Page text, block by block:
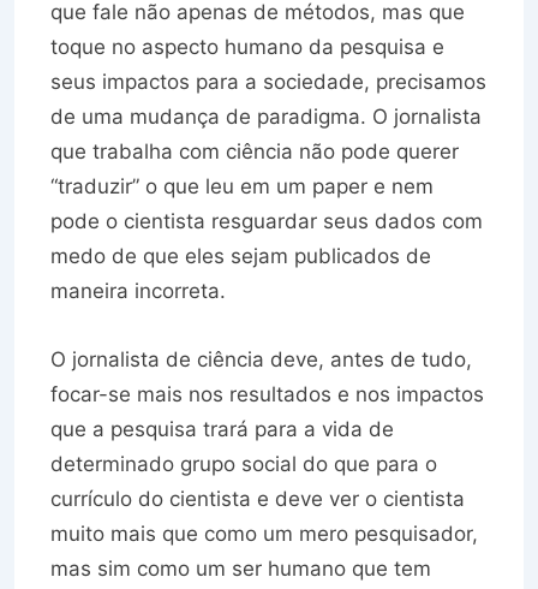
que fale não apenas de métodos, mas que
toque no aspecto humano da pesquisa e
seus impactos para a sociedade, precisamos
de uma mudança de paradigma. O jornalista
que trabalha com ciência não pode querer
“traduzir” o que leu em um paper e nem
pode o cientista resguardar seus dados com
medo de que eles sejam publicados de
maneira incorreta.
O jornalista de ciência deve, antes de tudo,
focar-se mais nos resultados e nos impactos
que a pesquisa trará para a vida de
determinado grupo social do que para o
currículo do cientista e deve ver o cientista
muito mais que como um mero pesquisador,
mas sim como um ser humano que tem